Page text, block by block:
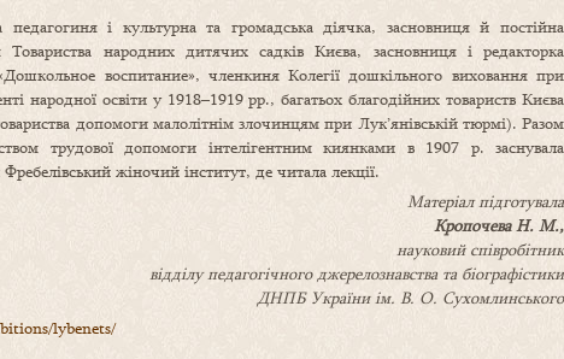
педагогиня і культурна та громадська діячка, засновниця й постійна
Товариства народних дитячих садків Києва, засновниця і редакторка
воспитание», членкиня Колегії дошкільного виховання при
народної освіти у 1918–1919 pp., багатьох благодійних товариств Києва
допомоги малолітнім злочинцям при Лук’янівській тюрмі). Разом
трудової допомоги інтелігентним киянками в 1907 р. заснувала
жіночий інститут, де читала лекції.
Матеріал підготувала
Кропочева Н. М.,
науковий співробітник
відділу педагогічного джерелознавства та біографістики
ДНПБ України ім. В. О. Сухомлинського
lybenets/